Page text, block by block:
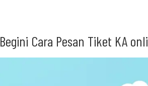
Cara Pesan Tiket KA